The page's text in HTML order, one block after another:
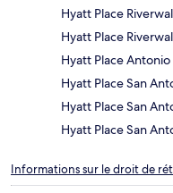
Hyatt Place
Hyatt Place
Hyatt Place
Hyatt Place San
Hyatt Place San
Hyatt Place San
Informations sur le droit de